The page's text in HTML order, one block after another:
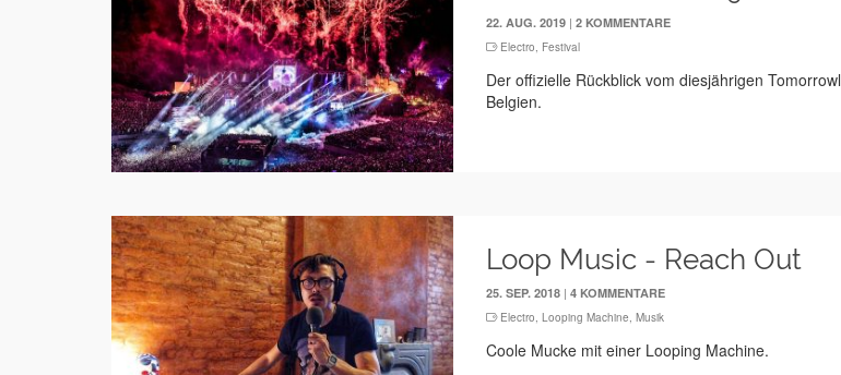
22. AUG. 2019 |2 KOMMENTARE
Electro, Festival
Der offizielle Rückblick vom diesjährigen
Belgien.
Loop Music - Reach Out
25. SEP. 2018 |4 KOMMENTARE
Electro,Looping Machine,Musik
Coole Mucke mit einer Looping Machine.